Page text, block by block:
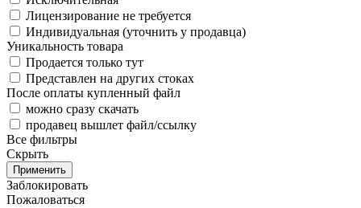
Лицензирование не требуется
Индивидуальная (уточнить у продавца)
Уникальность товара
Продается только тут
Представлен на других стоках
После оплаты купленный файл
можно сразу скачать
продавец вышлет файл/ссылку
Все фильтры
Скрыть
Применить
Заблокировать
Пожаловаться